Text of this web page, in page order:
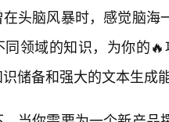
头脑风暴时，感觉脑海
领域的知识，为你的
储备和强大的文本生成